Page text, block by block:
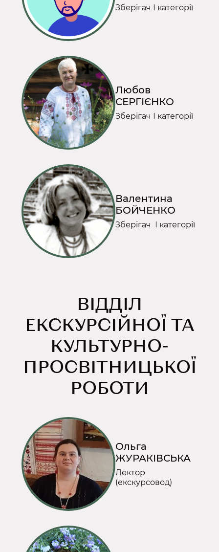
Зберігач І категорії
Любов
СЕРГІЄНКО
Зберігач І категорії
Валентина
БОЙЧЕНКО
Зберігач І категорії
ВІДДІЛ
ЕКСКУРСІЙНОЇ ТА
КУЛЬТУРНО-
ПРОСВІТНИЦЬКОЇ
РОБОТИ
Ольга
ЖУРАКІВСЬКА
Лектор
(екскурсовод)